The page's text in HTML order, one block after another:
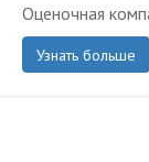
Оценочная
Узнать больше